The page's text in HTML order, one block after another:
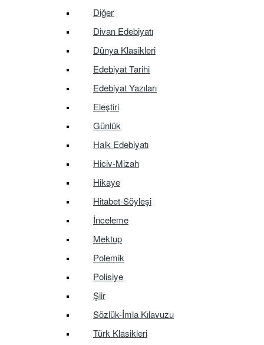
Diğer
Divan Edebiyatı
Dünya Klasikleri
Edebiyat Tarihi
Edebiyat Yazıları
Eleştiri
Günlük
Halk Edebiyatı
Hiciv-Mizah
Hikaye
Hitabet-Söyleşi
İnceleme
Mektup
Polemik
Polisiye
Şiir
Sözlük-İmla Kılavuzu
Türk Klasikleri